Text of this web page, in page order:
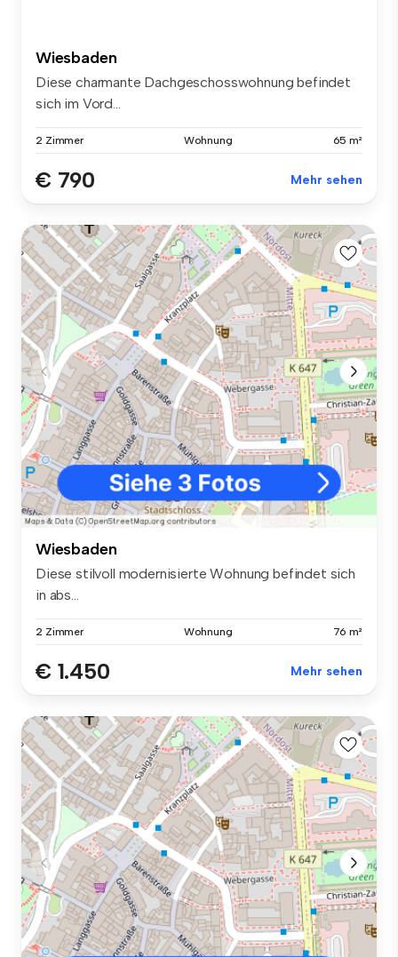
Wiesbaden
Diese charmante Dachgeschosswohnung befindet
sich im Vord...
2 Zimmer Wohnung 65 m²
€ 790 Mehr sehen
Wiesbaden
Diese stilvoll modernisierte Wohnung befindet sich
in abs...
2 Zimmer Wohnung 76 m²
€ 1.450 Mehr sehen